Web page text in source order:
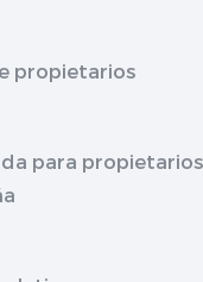
propietarios
para